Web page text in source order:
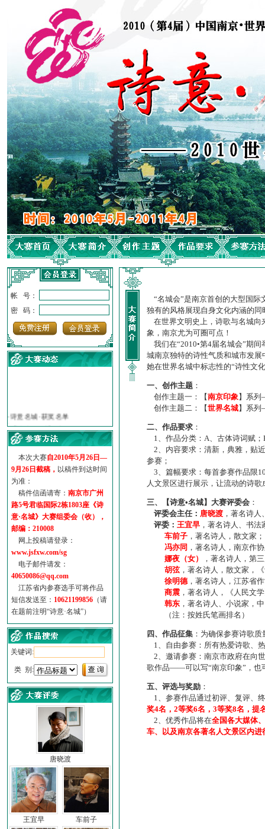
帐 号：
密 码：
·【诗意·名城】地铁展示作...
·诗意名城·地铁时间
地铁完美呈现【诗意·名城...
参赛作品多达5000多首
“诗意·名城”晒诗会
特别通知--致广大诗词爱好...
本次大赛自2010年5月26日—
9月26日截稿， 以稿件到达时间
为准：
稿件信函请寄： 南京市广州
路5号君临国际2栋1803座《诗
意·名城》大赛组委会（收），
邮编：210008
网上投稿请登录：
www.jsfxw.com/sg
电子邮件请发：
40650086@qq.com
江苏省内参赛选手可将作品
短信发送至： 10621199856 （请
在题前注明“诗意·名城”）
关键词:
类 别:
唐晓渡
王宜早 车前子
“名城会”是南京首创的大型国际
独有的风格展现自身文化内涵的
在世界文明史上，诗歌与名城向
象，南京尤为可圈可点！
我们在“2010•第4届名城会”期
城南京独特的诗性气质和城市发
她在世界名城中标志性的“诗性文
一、创作主题 ：
创作主题一：【南京印象】系
创作主题二：【世界名城】系
二、作品要求 ：
1、作品分类：A、古体诗词赋；
2、内容要求：清新，典雅，贴
参赛；
3、篇幅要求：每首参赛作品限
人文景区进行展示，让流动的诗
三、【诗意•名城】大赛评委会 ：
评委会主任： 唐晓渡 ，著名诗
评委： 王宜早 ，著名诗人、书
车前子 ，著名诗人，散文家；
冯亦同 ，著名诗人，南京作
娜夜（女）
，著名诗人，第
胡弦，著名诗人，散文家，
徐明德，著名诗人，江苏省
商震 ，著名诗人，《人民文
韩东 ，著名诗人、小说家，
（注：按姓氏笔画排名）
四、作品征集 ：为确保参赛诗歌
1、自由参赛：所有热爱诗歌、
2、邀请参赛：南京市政府在向
歌作品——可以写“南京印象”，也
五、评选与奖励 ：
1、参赛作品通过初评、复评、
奖4名，2等奖6名，3等奖8名，提
2、优秀作品将在全国各大媒体
车、以及南京各著名人文景区内进